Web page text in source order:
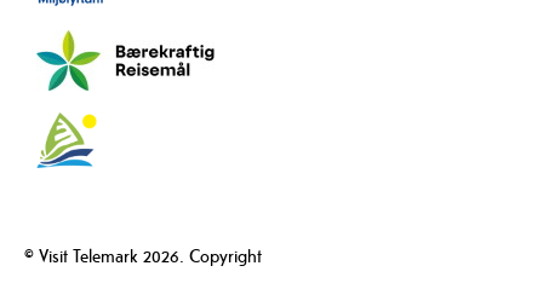
© Visit Telemark 2026. Copyright